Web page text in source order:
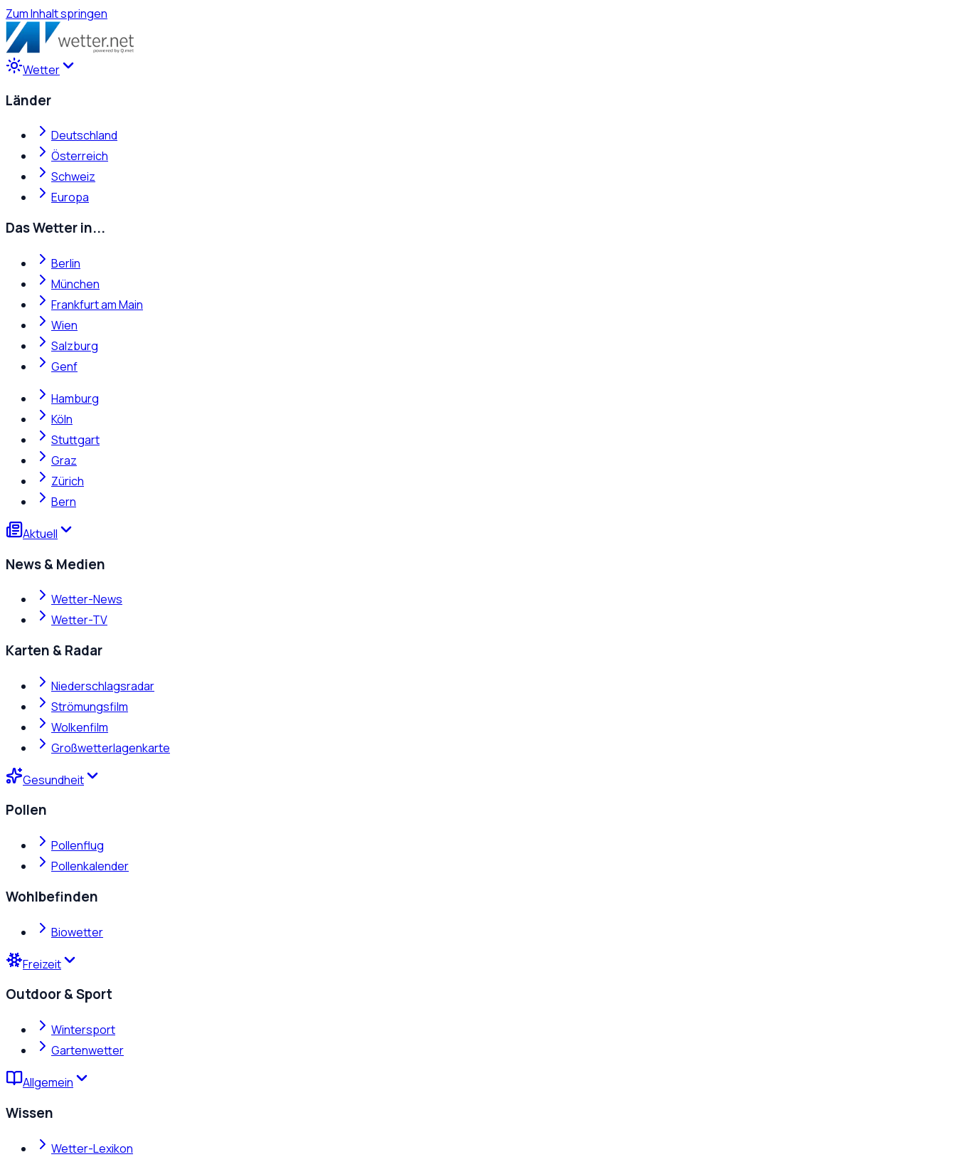
Zum Inhalt springen
Wetter
Länder
Deutschland
Österreich
Schweiz
Europa
Das Wetter in...
Berlin
München
Frankfurt am Main
Wien
Salzburg
Genf
Hamburg
Köln
Stuttgart
Graz
Zürich
Bern
Aktuell
News & Medien
Wetter-News
Wetter-TV
Karten & Radar
Niederschlagsradar
Strömungsfilm
Wolkenfilm
Großwetterlagenkarte
Gesundheit
Pollen
Pollenflug
Pollenkalender
Wohlbefinden
Biowetter
Freizeit
Outdoor & Sport
Wintersport
Gartenwetter
Allgemein
Wissen
Wetter-Lexikon